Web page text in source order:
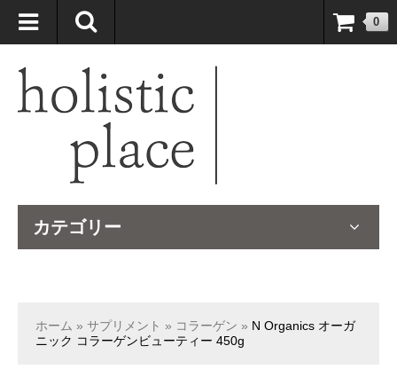
自然療法大国のオーストラリアより、臨床経験＆知識の豊富なナチュ
ロパスが厳選したサプリメントや ナチュラルグッズをお届けします！
0
カテゴリー
ホーム » サプリメント » コラーゲン » N Organics オーガ
ニック コラーゲンビューティー 450g